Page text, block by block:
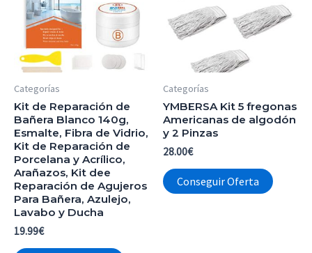
Categorías
Kit de Reparación de
Bañera Blanco 140g,
Esmalte, Fibra de Vidrio,
Kit de Reparación de
Porcelana y Acrílico,
Arañazos, Kit dee
Reparación de Agujeros
Para Bañera, Azulejo,
Lavabo y Ducha
19.99€
Categorías
YMBERSA Kit 5 fregonas
Americanas de algodón
y 2 Pinzas
28.00€
Conseguir Oferta